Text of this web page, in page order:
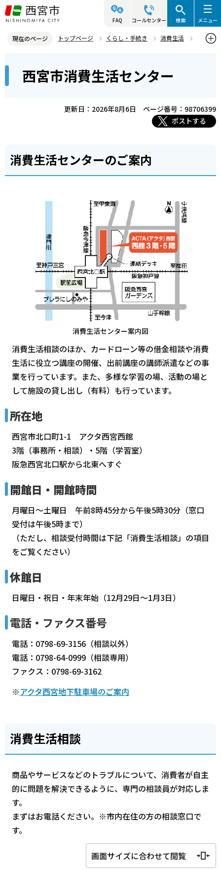
こ
の
ジ
先
FAQ コールセンター 検索 メニュー
現在のページ トップページ くらし・手続き
消費生活
こ
西宮市消費生活センター
更新日：2026年8月6日
ページ番号：98706399
ポストする
消費生活センターのご案内
消費生活センター案内図
消費生活相談のほか、カードローン等の借金相談や消費
生活に役立つ講座の開催、出前講座の講師派遣などの事
業を行っています。また、多様な学習の場、活動の場と
して施設の貸し出し（有料）も行っています。
所在地
西宮市北口町1-1 アクタ西宮西館
3階（事務所・相談）・5階（学習室）
阪急西宮北口駅から北東へすぐ
開館日・開館時間
月曜日～土曜日 午前8時45分から午後5時30分（窓口
受付は午後5時まで）
（ただし、相談受付時間は下記「消費生活相談」の項目
をご覧ください）
休館日
日曜日・祝日・年末年始（12月29日～1月3日）
電話・ファクス番号
電話：0798-69-3156（相談以外）
電話：0798-64-0999（相談専用）
ファクス：0798-69-3162
※アクタ西宮地下駐車場のご案内
消費生活相談
商品やサービスなどのトラブルについて、消費者が自主
的に問題を解決できるように、専門の相談員が対応しま
す。
まずはお電話ください。※市内在住の方の相談窓口で
す。
画面サイズに合わせて閲覧